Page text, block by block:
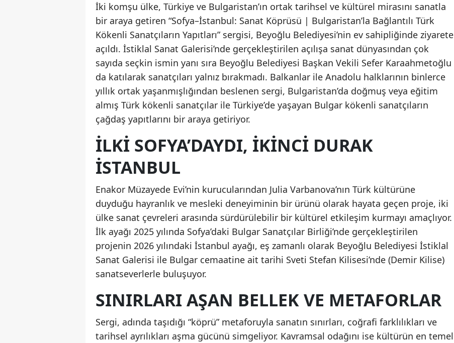
İki komşu ülke, Türkiye ve Bulgaristan’ın ortak tarihsel ve kültürel mirasını sanatla
bir araya getiren “Sofya–İstanbul: Sanat Köprüsü | Bulgaristan’la Bağlantılı Türk
Kökenli Sanatçıların Yapıtları” sergisi, Beyoğlu Belediyesi’nin ev sahipliğinde ziyarete
açıldı. İstiklal Sanat Galerisi’nde gerçekleştirilen açılışa sanat dünyasından çok
sayıda seçkin ismin yanı sıra Beyoğlu Belediyesi Başkan Vekili Sefer Karaahmetoğlu
da katılarak sanatçıları yalnız bırakmadı. Balkanlar ile Anadolu halklarının binlerce
yıllık ortak yaşanmışlığından beslenen sergi, Bulgaristan’da doğmuş veya eğitim
almış Türk kökenli sanatçılar ile Türkiye’de yaşayan Bulgar kökenli sanatçıların
çağdaş yapıtlarını bir araya getiriyor.
İLKİ SOFYA’DAYDI, İKİNCİ DURAK
İSTANBUL
Enakor Müzayede Evi’nin kurucularından Julia Varbanova’nın Türk kültürüne
duyduğu hayranlık ve mesleki deneyiminin bir ürünü olarak hayata geçen proje, iki
ülke sanat çevreleri arasında sürdürülebilir bir kültürel etkileşim kurmayı amaçlıyor.
İlk ayağı 2025 yılında Sofya’daki Bulgar Sanatçılar Birliği’nde gerçekleştirilen
projenin 2026 yılındaki İstanbul ayağı, eş zamanlı olarak Beyoğlu Belediyesi İstiklal
Sanat Galerisi ile Bulgar cemaatine ait tarihi Sveti Stefan Kilisesi’nde (Demir Kilise)
sanatseverlerle buluşuyor.
SINIRLARI AŞAN BELLEK VE METAFORLAR
Sergi, adında taşıdığı “köprü” metaforuyla sanatın sınırları, coğrafi farklılıkları ve
tarihsel ayrılıkları aşma gücünü simgeliyor. Kavramsal odağını ise kültürün en temel